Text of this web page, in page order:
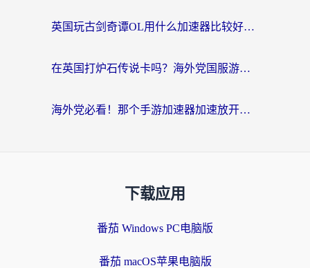
英国玩古剑奇谭OL用什么加速器比较好？留学生亲测有效的国服游戏加速指南
在英国打炉石传说卡吗？海外党国服游戏不卡顿的终极指南
海外党必看！那个手游加速器加速放开那三国3最好？一篇解决国服游戏卡顿难题
下载应用
番茄 Windows PC电脑版
番茄 macOS苹果电脑版